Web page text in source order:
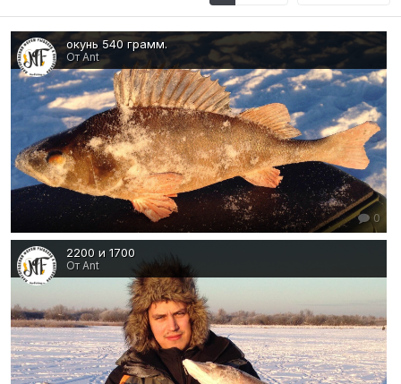
окунь 540 грамм.
От Ant
0
2200 и 1700
От Ant